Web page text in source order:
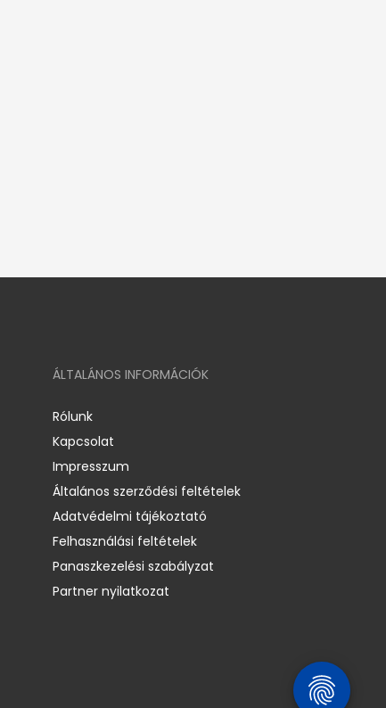
ÁLTALÁNOS INFORMÁCIÓK
Rólunk
Kapcsolat
Impresszum
Általános szerződési feltételek
Adatvédelmi tájékoztató
Felhasználási feltételek
Panaszkezelési szabályzat
Partner nyilatkozat